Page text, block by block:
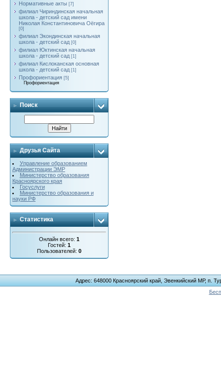
Нормативные акты [7]
филиал Чириндинская начальная
школа - детский сад имени
Николая Константиновича Оёгира
[0]
филиал Экондинская начальная
школа - детский сад [0]
филиал Юктинская начальная
школа - детский сад [1]
филиал Кислоканская основная
школа - детский сад [1]
Профориентация [5]
Профориентация
Поиск
Друзья Сайта
Управление образованием
Администрации ЭМР
Министерство образования
Красноярского края
Госуслуги
Министерство образования и
науки РФ
Статистика
Онлайн всего: 1
Гостей: 1
Пользователей: 0
Адрес: 648000 Красноярский край, Эвенкийский МР, п.